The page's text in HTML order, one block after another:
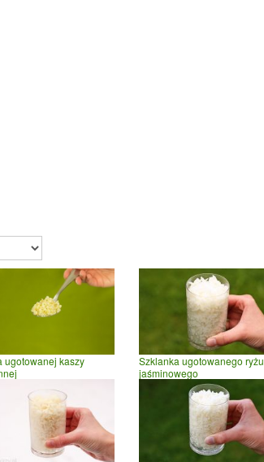
ugotowanej kaszy
Szklanka ugotowanego ryżu
jaśminowego